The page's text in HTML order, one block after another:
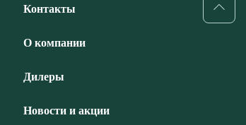
Контакты
О компании
Дилеры
Новости и акции